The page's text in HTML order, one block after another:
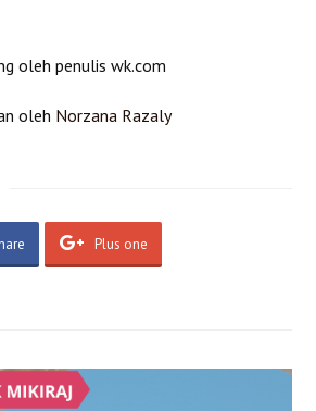
oleh penulis wk.com
oleh Norzana Razaly
Plus one